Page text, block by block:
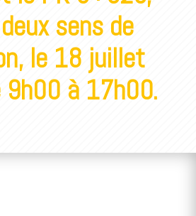
sens de
le 18 juillet
9h00 à 17h00.